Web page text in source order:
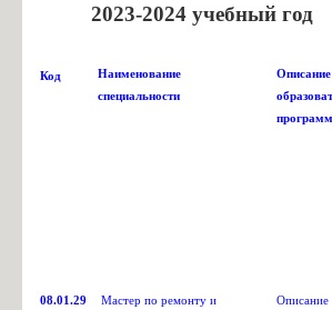
2023-2024 учебный год
Код
Наименование
специальности
Описание
08.01.29 Мастер по ремонту и Описание